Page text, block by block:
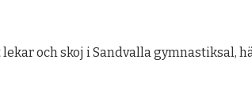
och skoj i Sandvalla gymnastiksal,